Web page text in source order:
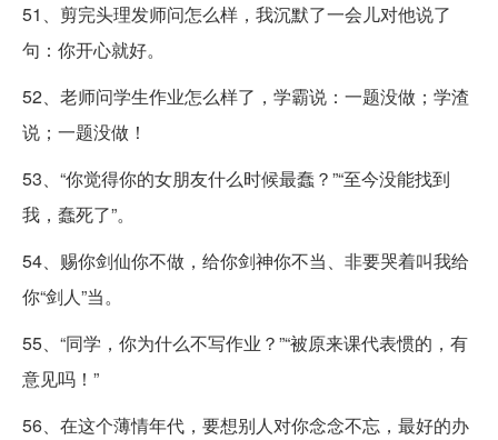
51、剪完头理发师问怎么样，我沉默了一会儿对他说了
句：你开心就好。
52、老师问学生作业怎么样了，学霸说：一题没做；学渣
说；一题没做！
53、“你觉得你的女朋友什么时候最蠢？”“至今没能找到
我，蠢死了”。
54、赐你剑仙你不做，给你剑神你不当、非要哭着叫我给
你“剑人”当。
55、“同学，你为什么不写作业？”“被原来课代表惯的，有
意见吗！”
56、在这个薄情年代，要想别人对你念念不忘，最好的办